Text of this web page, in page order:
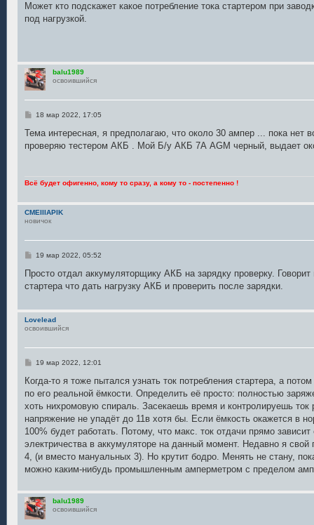
о
щ
Может кто подскажет какое потребление тока стартером при
под нагрузкой.
balu1989
освоившийся
С
о
щ
е
18 мар 2022, 17:05
Тема интересная, я предполагаю, что около 30 ампер ... пока нет
проверяю тестером АКБ . Мой Б/у АКБ 7А AGM черный, выдает
Всё будет офигенно, кому то сразу, а кому то - постепенно !
CMEIIIAPIK
новичок
С
о
щ
и
е
19 мар 2022, 05:52
Просто отдал аккумуляторщику АКБ на зарядку проверку.
стартера что дать нагрузку АКБ и проверить после зарядки.
Lovelead
освоившийся
С
о
щ
е
и
е
19 мар 2022, 12:01
Когда-то я тоже пытался узнать ток потребления стартера, а
по его реальной ёмкости. Определить её просто: полностью
хоть нихромовую спираль. Засекаешь время и контролируешь ток
напряжение не упадёт до 11в хотя бы. Если ёмкость окажется в
100% будет работать. Потому, что макс. ток отдачи прямо зависит
электричества в аккумуляторе на данный момент. Недавно я
4, (и вместо мануальных 3). Но крутит бодро. Менять не стану,
можно каким-нибудь промышленным амперметром с пределом
balu1989
освоившийся